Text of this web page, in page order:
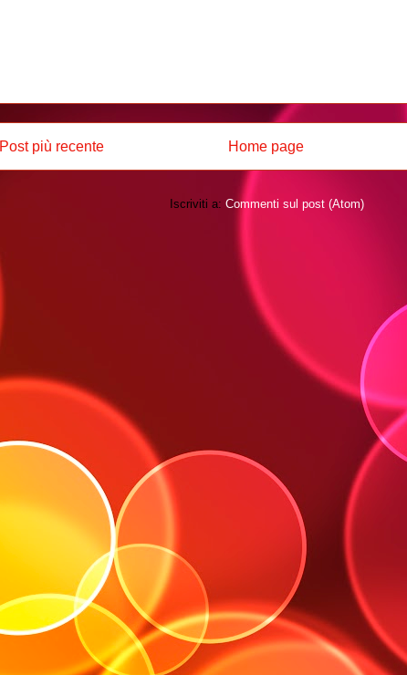
Post più recente Home page
Iscriviti a: Commenti sul post (Atom)